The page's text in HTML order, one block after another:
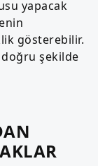
yapacak
gösterebilir.
şekilde